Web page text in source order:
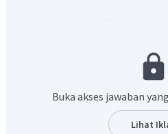
Akan ditentukan uang yang
Terlebih dahulu tentukan
tersebut.Buka akses jawaban
Lihat